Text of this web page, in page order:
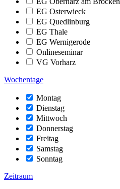
EG Osterwieck
EG Quedlinburg
EG Thale
EG Wernigerode
Onlineseminar
VG Vorharz
Wochentage
Montag
Dienstag
Mittwoch
Donnerstag
Freitag
Samstag
Sonntag
Zeitraum